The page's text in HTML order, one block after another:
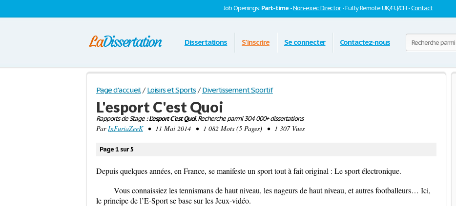
Job Openings:Part-time -Non-exec Director- Fully Remote UK/EU/CH -Contact
Dissertations S'inscrire Se connecter Contactez-nous
Page d'accueil / Loisirs et Sports / Divertissement Sportif
L'esport C'est Quoi
Rapports de Stage: L'esport C'est Quoi.Recherche parmi 304 000+ dissertations
ParInFuriaZeeK• 11 Mai 2014 • 1 082 Mots (5 Pages) • 1 307 Vues
Page 1 sur 5
Depuis quelques années, en France, se manifeste un sport tout à fait original : Le sport électronique.
Vous connaissiez les tennismans de haut niveau, les nageurs de haut niveau, et autres footballeurs… Ici,
le principe de l’E-Sport se base sur les Jeux-vidéo.